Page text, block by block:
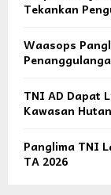
Tekankan
Waasops
TNI AD Dapat
Kawasan
Panglima TNI
TA 2026